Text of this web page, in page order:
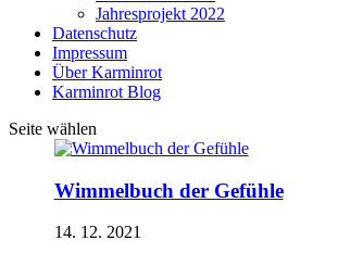
Jahresprojekt 2022
Datenschutz
Impressum
Über Karminrot
Karminrot Blog
Seite wählen
Wimmelbuch der Gefühle
14. 12. 2021